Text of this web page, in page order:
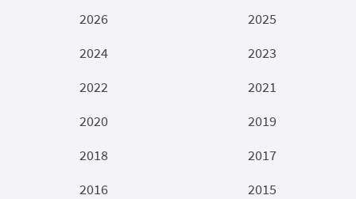
2026
2025
2024
2023
2022
2021
2020
2019
2018
2017
2016
2015